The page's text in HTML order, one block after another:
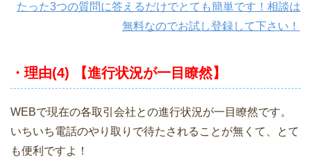
たった3つの質問に答えるだけでとても簡単です！相談は
無料なのでお試し登録して下さい！
・理由(4) 【進行状況が一目瞭然】
WEBで現在の各取引会社との進行状況が一目瞭然です。
いちいち電話のやり取りで待たされることが無くて、とて
も便利ですよ！